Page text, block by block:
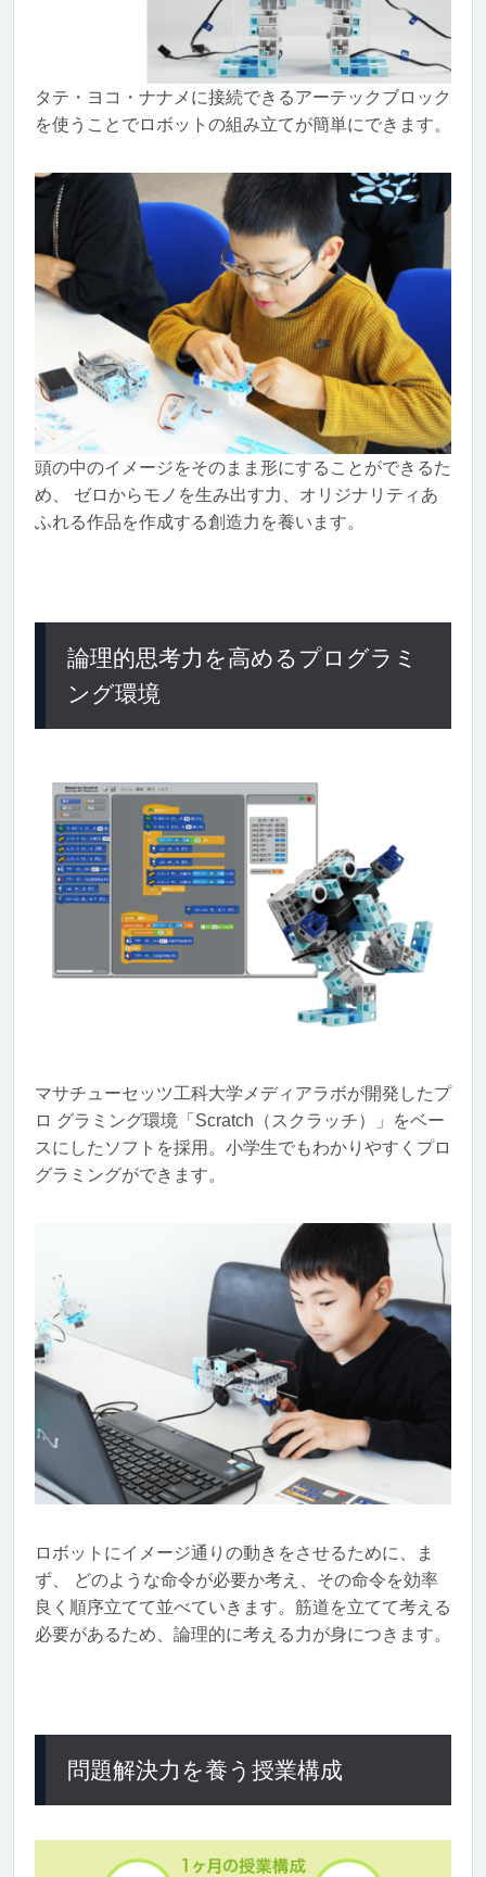
タテ・ヨコ・ナナメに接続できるアーテックブロック
を使うことでロボットの組み立てが簡単にできます。
頭の中のイメージをそのまま形にすることができるた
め、 ゼロからモノを生み出す力、オリジナリティあ
ふれる作品を作成する創造力を養います。
論理的思考力を高めるプログラミ
ング環境
マサチューセッツ工科大学メディアラボが開発したプ
ロ グラミング環境「Scratch（スクラッチ）」をベー
スにしたソフトを採用。小学生でもわかりやすくプロ
グラミングができます。
ロボットにイメージ通りの動きをさせるために、ま
ず、 どのような命令が必要か考え、その命令を効率
良く順序立てて並べていきます。筋道を立てて考える
必要があるため、論理的に考える力が身につきます。
問題解決力を養う授業構成